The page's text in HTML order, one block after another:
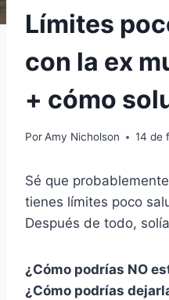
Límites
con la ex
+ cómo
PorAmy Nicholson 14 de
Sé que
tienes límites poco
Después de todo,
¿Cómo podrías NO
¿Cómo podrías